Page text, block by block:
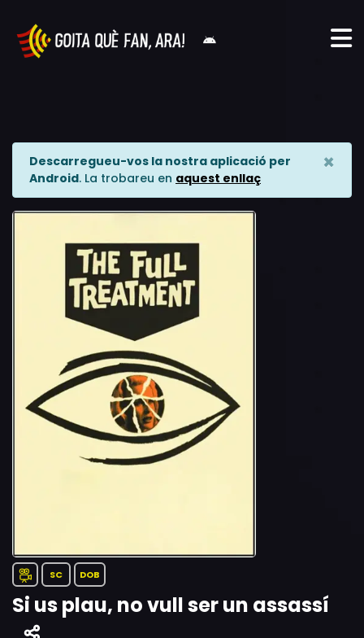
Descarregueu-vos la nostra aplicació per
Android. La trobareu en aquest enllaç
×
SC DOB
Si us plau, no vull ser un assassí